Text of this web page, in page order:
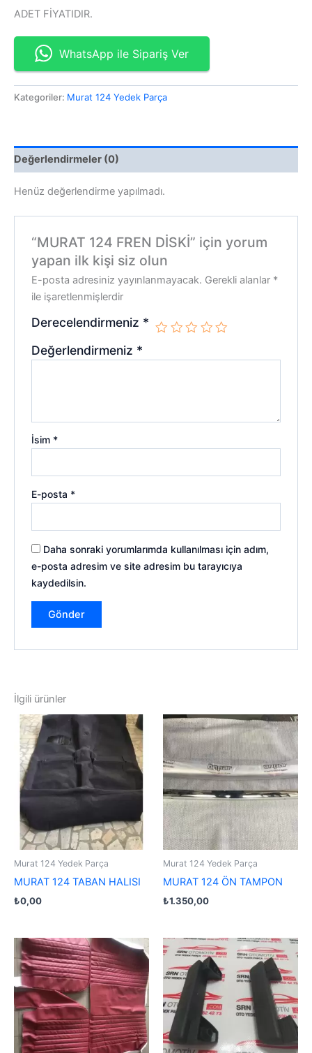
ADET FİYATIDIR.
WhatsApp ile Sipariş Ver
Kategoriler: Murat 124 Yedek Parça
Değerlendirmeler (0)
Henüz değerlendirme yapılmadı.
“MURAT 124 FREN DİSKİ” için yorum
yapan ilk kişi siz olun
E-posta adresiniz yayınlanmayacak. Gerekli alanlar *
ile işaretlenmişlerdir
Derecelendirmeniz *
Değerlendirmeniz *
İsim *
E-posta *
Daha sonraki yorumlarımda kullanılması için adım,
e-posta adresim ve site adresim bu tarayıcıya
kaydedilsin.
İlgili ürünler
Murat 124 Yedek Parça
MURAT 124 TABAN HALISI
₺0,00
Murat 124 Yedek Parça
MURAT 124 ÖN TAMPON
₺1.350,00